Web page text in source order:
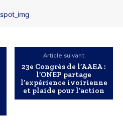
Article suivant
23e Congrès de l’AAEA :
l’ONEP partage
l’expérience ivoirienne
et plaide pour l’action